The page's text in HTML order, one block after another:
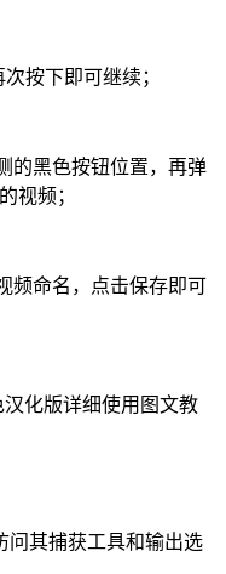
按下即可继续；
的黑色按钮位置，再弹
视频；
频命名，点击保存即可
汉化版详细使用图文教
问其捕获工具和输出选